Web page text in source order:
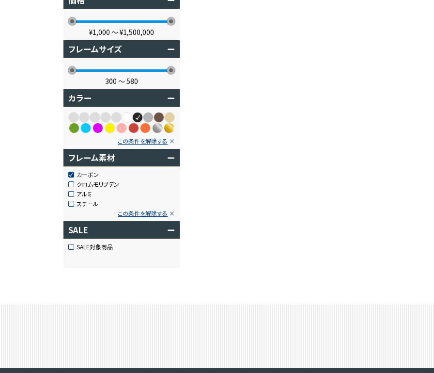
¥1,000 〜¥1,500,000
フレームサイズ ー
300 〜580
カラー ー
この条件を解除する
フレーム素材 ー
カーボン
クロムモリブデン
アルミ
スチール
この条件を解除する
SALE ー
SALE対象商品